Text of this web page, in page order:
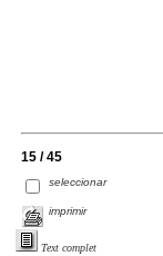
15 / 45
seleccionar
imprimir
Text complet